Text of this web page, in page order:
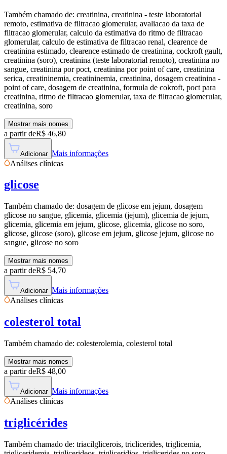
Também chamado de: creatinina, creatinina - teste laboratorial
remoto, estimativa de filtracao glomerular, avaliacao da taxa de
filtracao glomerular, calculo da estimativa do ritmo de filtracao
glomerular, calculo de estimativa de filtracao renal, clearence de
creatinina estimado, clearence estimado de creatinina, cockroft gault,
creatinina (soro), creatinina (teste laboratorial remoto), creatinina no
sangue, creatinina por poct, creatinina por point of care, creatinina
serica, creatininemia, creatininemia, creatinina, dosagem creatinina -
point of care, dosagem de creatinina, formula de cokroft, poct para
creatinina, ritmo de filtracao glomerular, taxa de filtracao glomerular,
creatinina, soro
Mostrar mais nomes
a partir deR$ 46,80
Adicionar Mais informações
Análises clínicas
glicose
Também chamado de: dosagem de glicose em jejum, dosagem
glicose no sangue, glicemia, glicemia (jejum), glicemia de jejum,
glicemia, glicemia em jejum, glicose, glicemia, glicose no soro,
glicose, glicose (soro), glicose em jejum, glicose jejum, glicose no
sangue, glicose no soro
Mostrar mais nomes
a partir deR$ 54,70
Adicionar Mais informações
Análises clínicas
colesterol total
Também chamado de: colesterolemia, colesterol total
Mostrar mais nomes
a partir deR$ 48,00
Adicionar Mais informações
Análises clínicas
triglicérides
Também chamado de: triacilglicerois, triclicerides, triglicemia,